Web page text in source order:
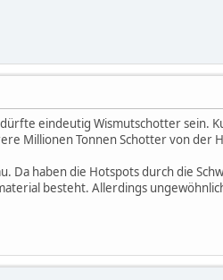
eindeutig Wismutschotter sein.
Millionen Tonnen Schotter von der
Da haben die Hotspots durch die
besteht. Allerdings